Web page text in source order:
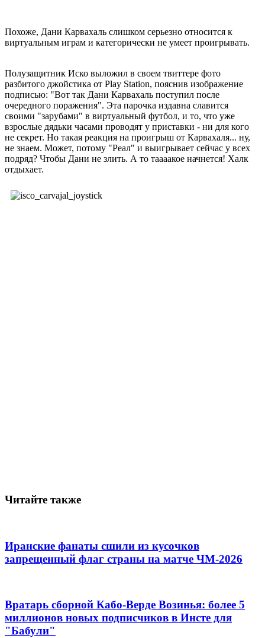
Похоже, Дани Карвахаль слишком серьезно относится к
виртуальным играм и категорически не умеет проигрывать.
Полузащитник Иско выложил в своем твиттере фото
разбитого джойстика от Play Station, пояснив изображение
подписью: "Вот так Дани Карвахаль поступил после
очередного поражения". Эта парочка издавна славится
своими "зарубами" в виртуальный футбол, и то, что уже
взрослые дядьки часами проводят у приставки - ни для кого
не секрет. Но такая реакция на проигрыш от Карвахаля... ну,
не знаем. Может, потому "Реал" и выигрывает сейчас у всех
подряд? Чтобы Дани не злить. А то таааакое начнется! Халк
отдыхает.
Читайте также
Иранские фанаты сшили из кусочков
запрещенный флаг страны на матче ЧМ-2026
Вратарь сборной Кабо-Верде Возинья: более 5
миллионов новых подписчиков в Инсте для
"Бабули"